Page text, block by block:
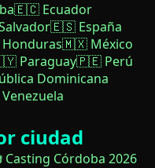
🇪🇨 Ecuador
🇪🇸 España
🇲🇽 México
Paraguay🇵🇪 Perú
Dominicana
ciudad
Casting Córdoba 2026